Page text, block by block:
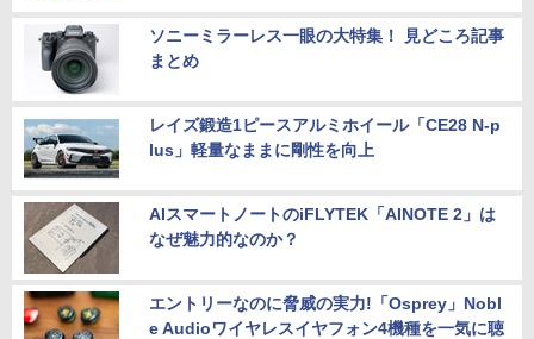
ソニーミラーレス一眼の大特集！ 見どころ記事
まとめ
レイズ鍛造1ピースアルミホイール「CE28 N-p
lus」軽量なままに剛性を向上
AIスマートノートのiFLYTEK「AINOTE 2」は
なぜ魅力的なのか？
エントリーなのに脅威の実力!「Osprey」Nobl
e Audioワイヤレスイヤフォン4機種を一気に聴